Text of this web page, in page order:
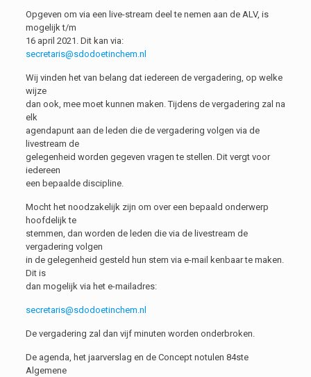
Opgeven om via een live-stream deel te nemen aan de ALV, is
mogelijk t/m
16 april 2021. Dit kan via:
secretaris@sdodoetinchem.nl
Wij vinden het van belang dat iedereen de vergadering, op welke
wijze
dan ook, mee moet kunnen maken. Tijdens de vergadering zal na
elk
agendapunt aan de leden die de vergadering volgen via de
livestream de
gelegenheid worden gegeven vragen te stellen. Dit vergt voor
iedereen
een bepaalde discipline.
Mocht het noodzakelijk zijn om over een bepaald onderwerp
hoofdelijk te
stemmen, dan worden de leden die via de livestream de
vergadering volgen
in de gelegenheid gesteld hun stem via e-mail kenbaar te maken.
Dit is
dan mogelijk via het e-mailadres:
secretaris@sdodoetinchem.nl
De vergadering zal dan vijf minuten worden onderbroken.
De agenda, het jaarverslag en de Concept notulen 84ste
Algemene